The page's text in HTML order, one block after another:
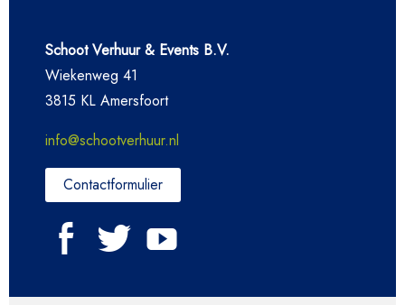
Schoot Verhuur & Events B.V.
Wiekenweg 41
3815 KL Amersfoort
info@schootverhuur.nl
Contactformulier